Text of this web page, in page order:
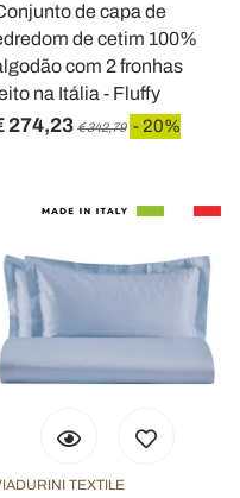
de capa de
de cetim 100%
com 2 fronhas
na Itália - Fluffy
274,23 € 342,79 - 20%
TEXTILE